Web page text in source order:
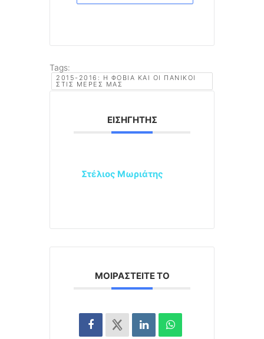
Tags:
2015-2016: Η ΦΟΒΊΑ ΚΑΙ ΟΙ ΠΑΝΙΚΟΊ
ΣΤΙΣ ΜΈΡΕΣ ΜΑΣ
ΕΙΣΗΓΗΤΉΣ
Στέλιος Μωριάτης
ΜΟΙΡΑΣΤΕΊΤΕ ΤΟ